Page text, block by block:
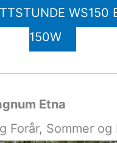
WS150
150W
Etna
Forår, Sommer og